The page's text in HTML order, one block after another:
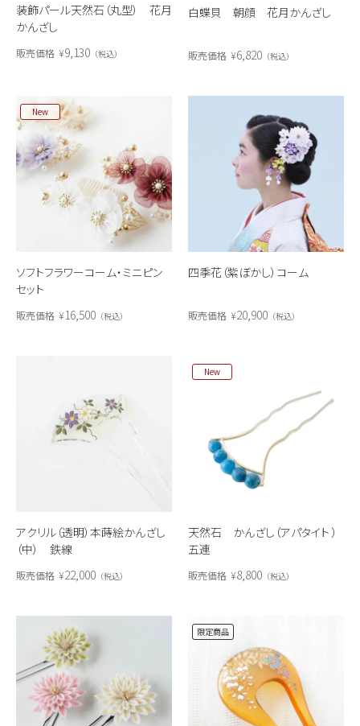
装飾パール天然石（丸型） 花月
かんざし
販売価格 ¥9,130 税込
白蝶貝 朝顔 花月かんざし
販売価格 ¥6,820 税込
ソフトフラワーコーム・ミニピン
セット
New
販売価格 ¥16,500 税込
四季花（紫ぼかし）コーム
販売価格 ¥20,900 税込
アクリル（透明）本蒔絵かんざし
（中） 鉄線
販売価格 ¥22,000 税込
天然石 かんざし（アパタイト ）
五連
New
販売価格 ¥8,800 税込
限定商品